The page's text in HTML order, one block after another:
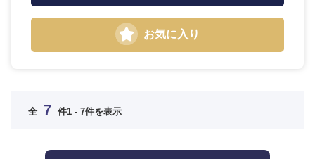
お気に入り
全 7 件1 - 7件を表示